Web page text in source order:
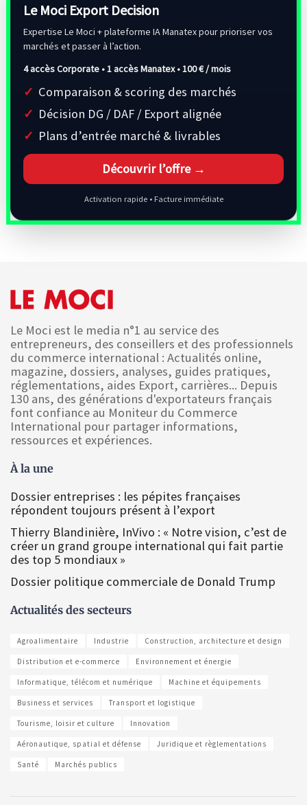
Le Moci Export Decision
Expertise Le Moci + plateforme IA Manatex pour prioriser vos
marchés et passer à l’action.
4 accès Corporate • 1 accès Manatex •100 € / mois
Comparaison & scoring des marchés
Décision DG / DAF / Export alignée
Plans d’entrée marché & livrables
Découvrir l’offre →
Activation rapide • Facture immédiate
Le Moci est le media n°1 au service des
entrepreneurs, des conseillers et des professionnels
du commerce international : Actualités online,
magazine, dossiers, analyses, guides pratiques,
réglementations, aides Export, carrières... Depuis
130 ans, des générations d'exportateurs français
font confiance au Moniteur du Commerce
International pour partager informations,
ressources et expériences.
À la une
Dossier entreprises : les pépites françaises
répondent toujours présent à l’export
Thierry Blandinière, InVivo : « Notre vision, c’est de
créer un grand groupe international qui fait partie
des top 5 mondiaux »
Dossier politique commerciale de Donald Trump
Actualités des secteurs
Agroalimentaire Industrie Construction, architecture et design
Distribution et e-commerce Environnement et énergie
Informatique, télécom et numérique Machine et équipements
Business et services Transport et logistique
Tourisme, loisir et culture Innovation
Aéronautique, spatial et défense Juridique et règlementations
Santé Marchés publics